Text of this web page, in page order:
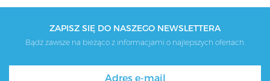
ZAPISZ SIĘ DO NASZEGO NEWSLETTERA
Bądź zawsze na bieżąco z informacjami o najlepszych ofertach.